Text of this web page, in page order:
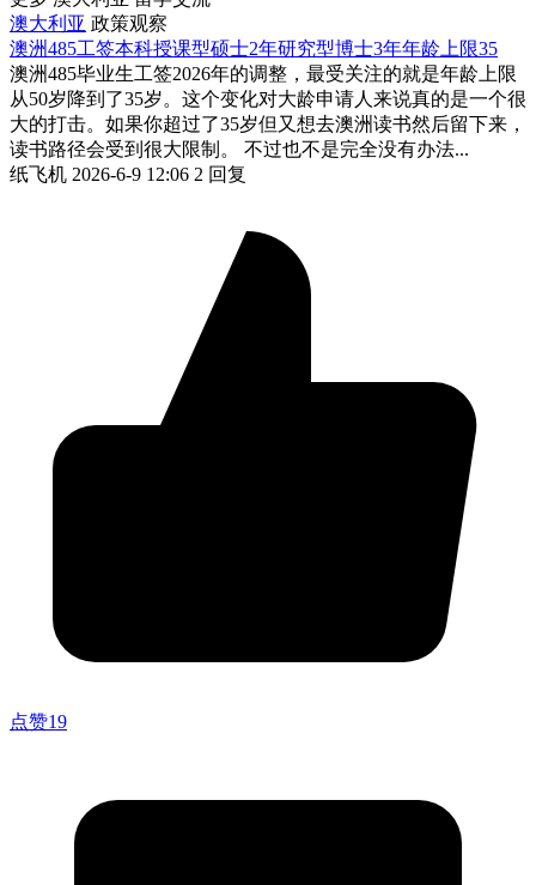
澳大利亚 政策观察
澳洲485工签本科授课型硕士2年研究型博士3年年龄上限35
澳洲485毕业生工签2026年的调整，最受关注的就是年龄上限
从50岁降到了35岁。这个变化对大龄申请人来说真的是一个很
大的打击。如果你超过了35岁但又想去澳洲读书然后留下来，
读书路径会受到很大限制。 不过也不是完全没有办法...
纸飞机 2026-6-9 12:06 2 回复
点赞19